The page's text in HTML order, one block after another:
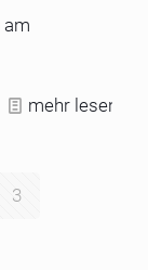
am
mehr lesen
3